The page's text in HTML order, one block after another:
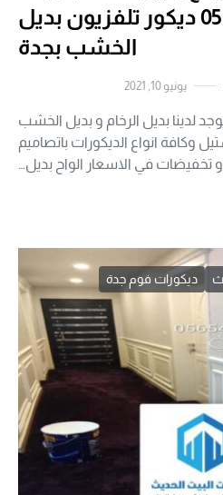
ت:0560952067 ديكور تلفزيون بديل
الخشب بجدة
يونيو 10, 2021
لدينا بديل الرخام و بديل الخشب
وكافة انواع الديكورات باتصاميم
تخفيضات في الاسعار الواح بديل…
ديكورات فوم جدة